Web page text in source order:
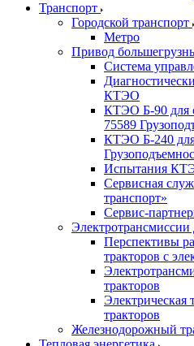
Транспорт
Городской транспорт
Метро
Привод
Система
КТЭО
КТЭО Б-90 для
75589
КТЭО Б-240
Испытания
Сервисная
транспорт»
Сервис-
Электротрансмиссии
Перспективы
тракторов с
тракторов
Электрическая
тракторов
Железнодорожный